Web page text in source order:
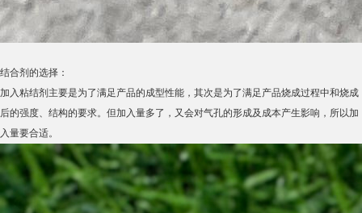
结合剂的选择：
加入粘结剂主要是为了满足产品的成型性能，其次是为了满足产品烧成过程中和烧成
后的强度、结构的要求。但加入量多了，又会对气孔的形成及成本产生影响，所以加
入量要合适。